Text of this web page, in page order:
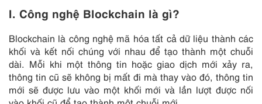
I. Công nghệ Blockchain là gì?
Blockchain là công nghệ mã hóa tất cả dữ liệu thành các
khối và kết nối chúng với nhau để tạo thành một chuỗi
dài. Mỗi khi một thông tin hoặc giao dịch mới xảy ra,
thông tin cũ sẽ không bị mất đi mà thay vào đó, thông tin
mới sẽ được lưu vào một khối mới và lần lượt được nối